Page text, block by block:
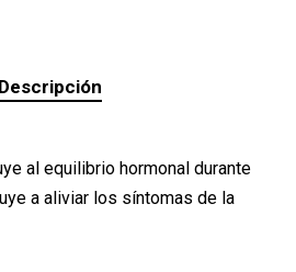
Descripción
al equilibrio hormonal durante
a aliviar los síntomas de la